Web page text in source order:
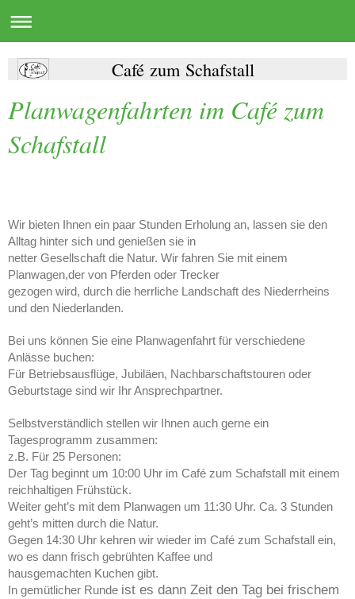
Café zum Schafstall
Planwagenfahrten im Café zum
Schafstall
Wir bieten Ihnen ein paar Stunden Erholung an, lassen sie den
Alltag hinter sich und genießen sie in
netter Gesellschaft die Natur. Wir fahren Sie mit einem
Planwagen,der von Pferden oder Trecker
gezogen wird, durch die herrliche Landschaft des Niederrheins
und den Niederlanden.
Bei uns können Sie eine Planwagenfahrt für verschiedene
Anlässe buchen:
Für Betriebsausflüge, Jubiläen, Nachbarschaftstouren oder
Geburtstage sind wir Ihr Ansprechpartner.
Selbstverständlich stellen wir Ihnen auch gerne ein
Tagesprogramm zusammen:
z.B. Für 25 Personen:
Der Tag beginnt um 10:00 Uhr im Café zum Schafstall mit einem
reichhaltigen Frühstück.
Weiter geht’s mit dem Planwagen um 11:30 Uhr. Ca. 3 Stunden
geht’s mitten durch die Natur.
Gegen 14:30 Uhr kehren wir wieder im Café zum Schafstall ein,
wo es dann frisch gebrühten Kaffee und
hausgemachten Kuchen gibt.
In gemütlicher Runde ist es dann Zeit den Tag bei frischem